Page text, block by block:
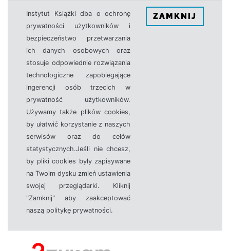
Instytut Książki dba o ochronę
prywatności użytkowników i
bezpieczeństwo przetwarzania
ich danych osobowych oraz
stosuje odpowiednie rozwiązania
technologiczne zapobiegające
ingerencji osób trzecich w
prywatność użytkowników.
Używamy także plików cookies,
by ułatwić korzystanie z naszych
serwisów oraz do celów
statystycznych.Jeśli nie chcesz,
by pliki cookies były zapisywane
na Twoim dysku zmień ustawienia
swojej przeglądarki. Kliknij
"Zamknij" aby zaakceptować
naszą politykę prywatności.
ZAMKNIJ